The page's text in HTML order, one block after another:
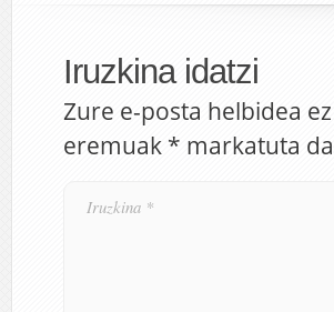
Iruzkina idatzi
Zure e-posta helbidea
eremuak * markatuta